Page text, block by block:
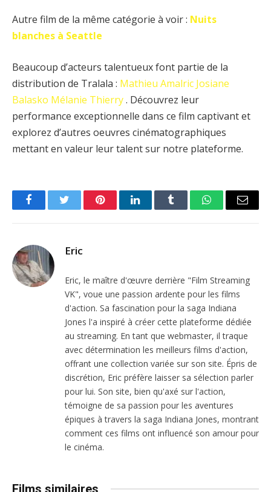
Autre film de la même catégorie à voir : Nuits
blanches à Seattle
Beaucoup d’acteurs talentueux font partie de la
distribution de Tralala : Mathieu Amalric Josiane
Balasko Mélanie Thierry. Découvrez leur
performance exceptionnelle dans ce film captivant et
explorez d’autres oeuvres cinématographiques
mettant en valeur leur talent sur notre plateforme.
FacebookTwitter PinterestLinkedInTumblr WhatsAppEmail
Eric
Eric, le maître d'œuvre derrière "Film Streaming
VK", voue une passion ardente pour les films
d'action. Sa fascination pour la saga Indiana
Jones l'a inspiré à créer cette plateforme dédiée
au streaming. En tant que webmaster, il traque
avec détermination les meilleurs films d'action,
offrant une collection variée sur son site. Épris de
discrétion, Eric préfère laisser sa sélection parler
pour lui. Son site, bien qu'axé sur l'action,
témoigne de sa passion pour les aventures
épiques à travers la saga Indiana Jones, montrant
comment ces films ont influencé son amour pour
le cinéma.
Films similaires